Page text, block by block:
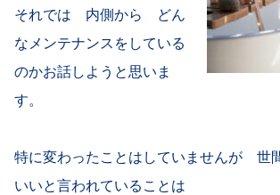
それでは 内側から どん
なメンテナンスをしている
のかお話しようと思いま
す。
特に変わったことはしていませんが 世
いいと言われていることは